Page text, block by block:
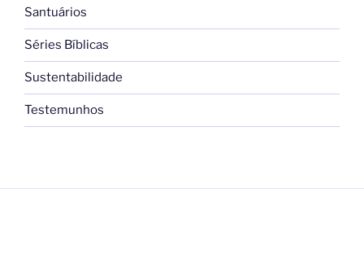
Santuários
Séries Bíblicas
Sustentabilidade
Testemunhos